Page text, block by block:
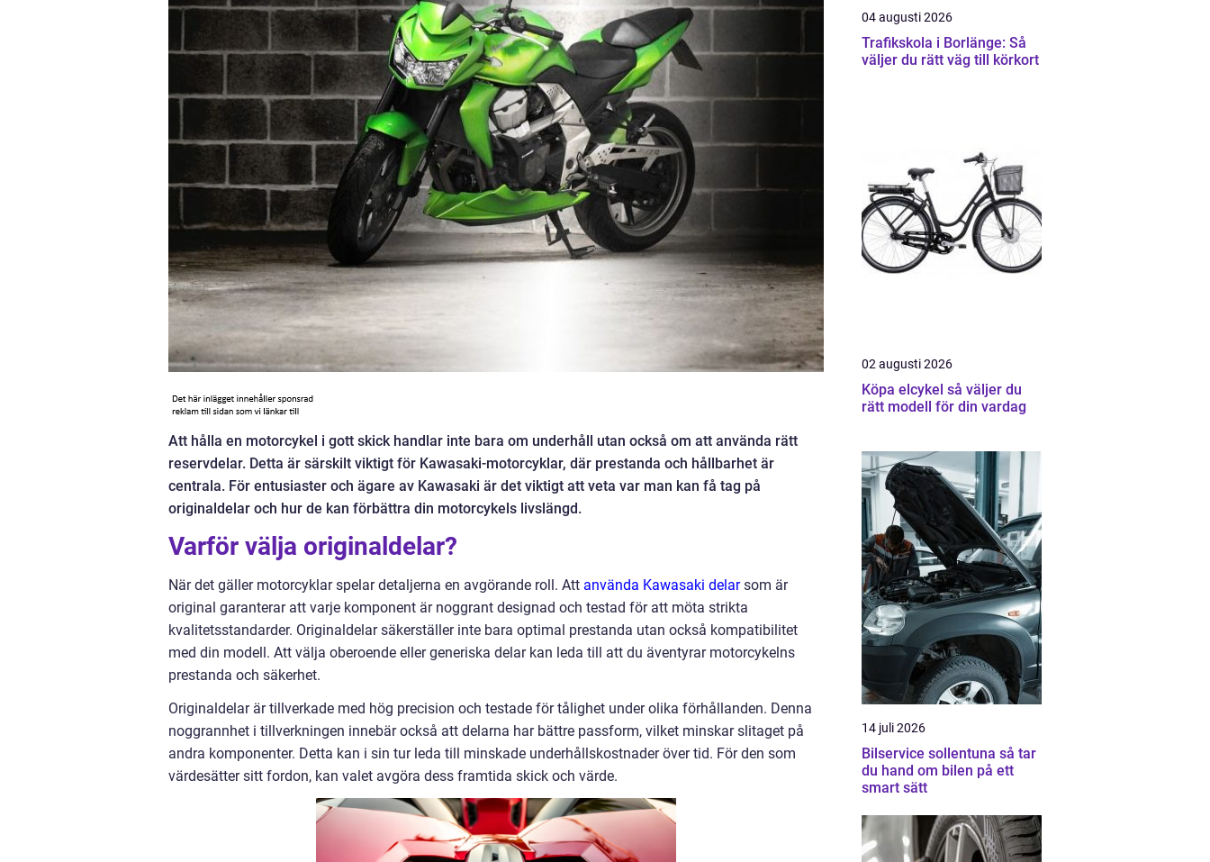
Att hålla en motorcykel i gott skick handlar inte bara om underhåll utan också om att använda rätt
reservdelar. Detta är särskilt viktigt för Kawasaki-motorcyklar, där prestanda och hållbarhet är
centrala. För entusiaster och ägare av Kawasaki är det viktigt att veta var man kan få tag på
originaldelar och hur de kan förbättra din motorcykels livslängd.
Varför välja originaldelar?
När det gäller motorcyklar spelar detaljerna en avgörande roll. Att använda Kawasaki delarsom är
original garanterar att varje komponent är noggrant designad och testad för att möta strikta
kvalitetsstandarder. Originaldelar säkerställer inte bara optimal prestanda utan också kompatibilitet
med din modell. Att välja oberoende eller generiska delar kan leda till att du äventyrar motorcykelns
prestanda och säkerhet.
Originaldelar är tillverkade med hög precision och testade för tålighet under olika förhållanden. Denna
noggrannhet i tillverkningen innebär också att delarna har bättre passform, vilket minskar slitaget på
andra komponenter. Detta kan i sin tur leda till minskade underhållskostnader över tid. För den som
värdesätter sitt fordon, kan valet avgöra dess framtida skick och värde.
04 augusti 2026
Trafikskola i Borlänge: Så
väljer du rätt väg till körkort
02 augusti 2026
Köpa elcykel så väljer du
rätt modell för din vardag
14 juli 2026
Bilservice sollentuna så tar
du hand om bilen på ett
smart sätt